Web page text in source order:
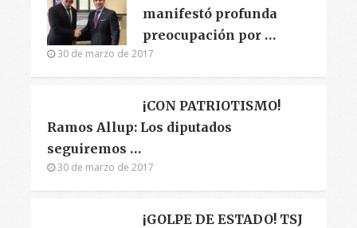
manifestó profunda
preocupación por …
30 de marzo de 2017
¡CON PATRIOTISMO!
Ramos Allup: Los diputados
seguiremos …
30 de marzo de 2017
¡GOLPE DE ESTADO! TSJ